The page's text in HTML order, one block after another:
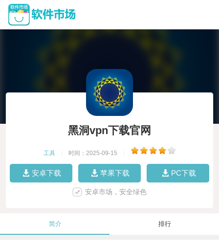
黑洞vpn下载官网
工具 时间：2025-09-15
安卓下载 苹果下载 PC下载
安卓市场，安全绿色
简介 排行